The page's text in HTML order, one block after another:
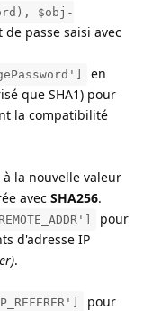
$obj-
passe saisi avec
en
que SHA1) pour
la compatibilité
la nouvelle valeur
avec SHA256.
pour
d'adresse IP
.
pour